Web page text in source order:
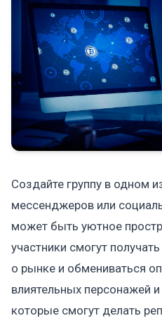
Создайте группу в одном
мессенджеров или
может быть уютное
участники смогут
о рынке и обмениваться
влиятельных персонажей
которые смогут делать